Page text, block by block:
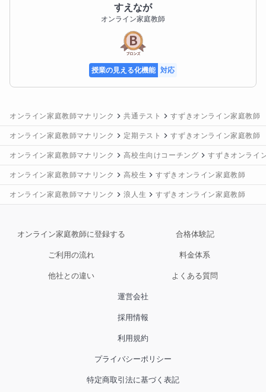
すえなが
オンライン家庭教師
授業の見える化機能 対応
オンライン家庭教師マナリンク 共通テスト すずきオンライン家庭教師
オンライン家庭教師マナリンク 定期テスト すずきオンライン家庭教師
オンライン家庭教師マナリンク 高校生向けコーチング すずきオンライ
オンライン家庭教師マナリンク 高校生 すずきオンライン家庭教師
オンライン家庭教師マナリンク 浪人生 すずきオンライン家庭教師
オンライン家庭教師に登録する 合格体験記
ご利用の流れ 料金体系
他社との違い よくある質問
運営会社
採用情報
利用規約
プライバシーポリシー
特定商取引法に基づく表記